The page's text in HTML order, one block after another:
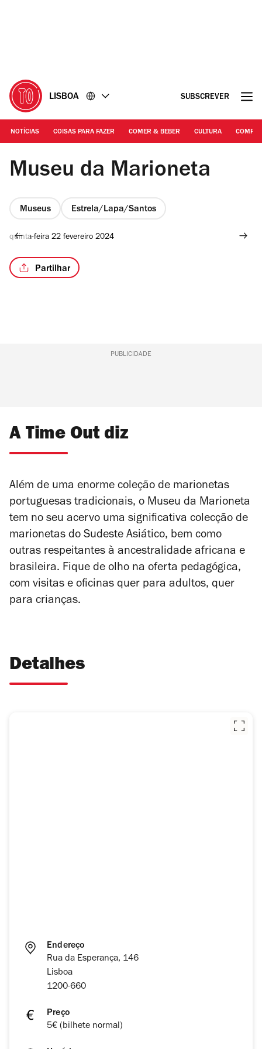
LISBOA SUBSCREVER
NOTÍCIAS COISAS PARA FAZER COMER & BEBER CULTURA
©DR
Museu da Marioneta
Museus Estrela/Lapa/Santos
quinta-feira 22 fevereiro 2024
Partilhar
PUBLICIDADE
A Time Out diz
Além de uma enorme coleção de marionetas
portuguesas tradicionais, o Museu da Marioneta
tem no seu acervo uma significativa colecção de
marionetas do Sudeste Asiático, bem como
outras respeitantes à ancestralidade africana e
brasileira. Fique de olho na oferta pedagógica,
com visitas e oficinas quer para adultos, quer
para crianças.
Detalhes
Endereço
Rua da Esperança, 146
Lisboa
1200-660
Preço
5€ (bilhete normal)